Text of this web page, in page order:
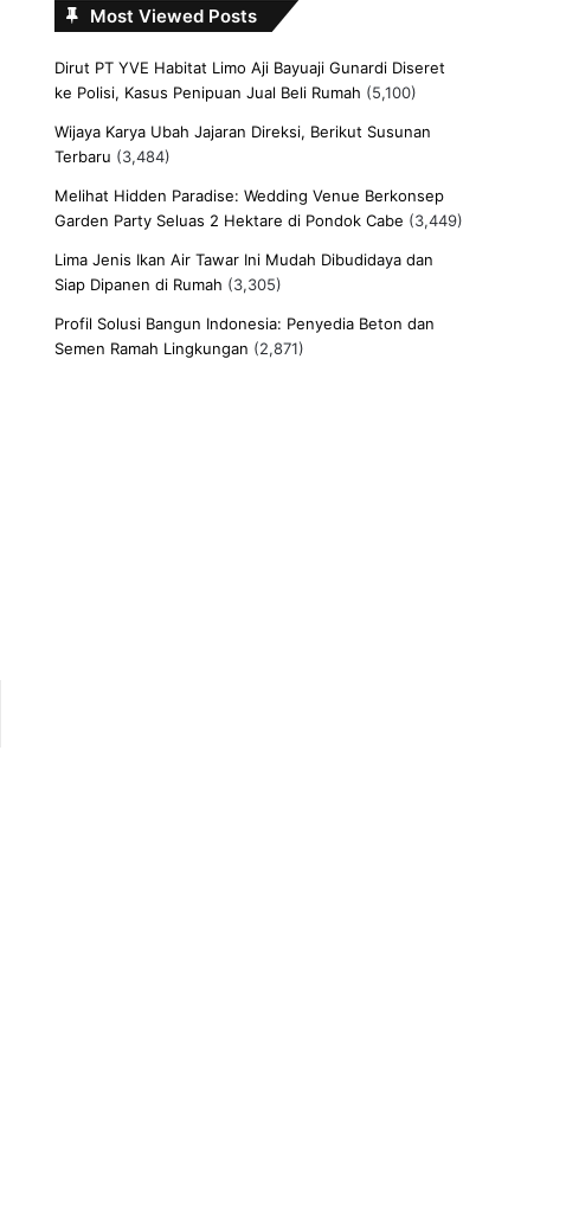
Most Viewed Posts
Dirut PT YVE Habitat Limo Aji Bayuaji Gunardi Diseret
ke Polisi, Kasus Penipuan Jual Beli Rumah (5,100)
Wijaya Karya Ubah Jajaran Direksi, Berikut Susunan
Terbaru (3,484)
Melihat Hidden Paradise: Wedding Venue Berkonsep
Garden Party Seluas 2 Hektare di Pondok Cabe (3,449)
Lima Jenis Ikan Air Tawar Ini Mudah Dibudidaya dan
Siap Dipanen di Rumah (3,305)
Profil Solusi Bangun Indonesia: Penyedia Beton dan
Semen Ramah Lingkungan (2,871)